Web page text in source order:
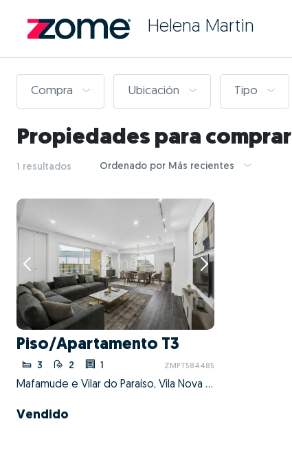
Helena Martin
Compra Ubicación Tipo
Propiedades para comprar
1 resultados Ordenado por Más recientes
Piso/Apartamento T3
3 2 1 ZMPT584485
Mafamude e Vilar do Paraíso, Vila Nova de Gaia, Porto
Vendido